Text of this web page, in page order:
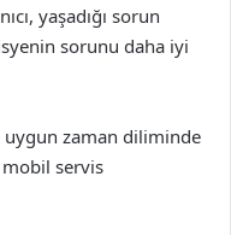
yaşadığı sorun
sorunu daha iyi
uygun zaman diliminde
mobil servis